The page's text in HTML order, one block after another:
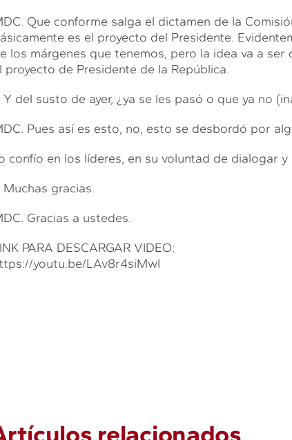
Que conforme salga el dictamen de la
es el proyecto del Presidente.
los márgenes que tenemos, pero la idea va a
proyecto de Presidente de la República.
Y del susto de ayer, ¿ya se les pasó o que ya no
Pues así es esto, no, esto se desbordó por
confío en los líderes, en su voluntad de dialogar
Muchas gracias.
Gracias a ustedes.
PARA DESCARGAR VIDEO:
youtu.be/LAv8r4siMwI